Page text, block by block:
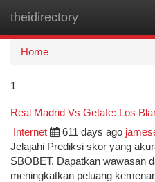
theidirectory
Home
1
Real Madrid Vs Getafe: Los
Internet 611 days ago
Jelajahi Prediksi skor yang
SBOBET. Dapatkan wawasan
meningkatkan peluang